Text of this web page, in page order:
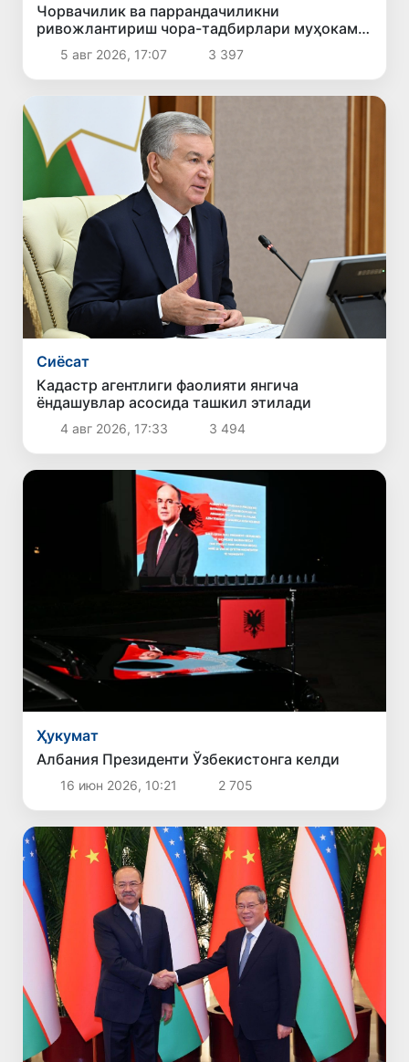
Чорвачилик ва паррандачиликни
ривожлантириш чора-тадбирлари муҳокама
қилинди
5 авг 2026, 17:07 3 397
Сиёсат
Кадастр агентлиги фаолияти янгича
ёндашувлар асосида ташкил этилади
4 авг 2026, 17:33 3 494
Ҳукумат
Албания Президенти Ўзбекистонга келди
16 июн 2026, 10:21 2 705